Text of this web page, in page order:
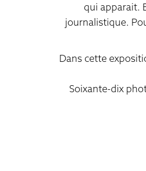
qui apparait.
journalistique.
Dans cette
Soixante-dix